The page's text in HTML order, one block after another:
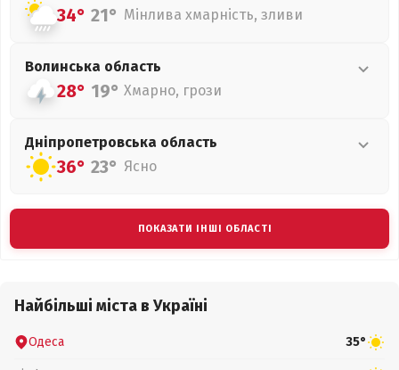
34° 21° Мінлива хмарність, зливи
Волинська область
28° 19° Хмарно, грози
Дніпропетровська область
36° 23° Ясно
ПОКАЗАТИ ІНШІ ОБЛАСТІ
Найбільші міста в Україні
Одеса 35°